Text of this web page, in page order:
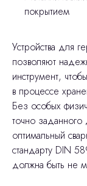
покрытием
Устройства для
позволяют
инструмент,
в процессе
Без особых
точно заданного
оптимальный
стандарту DIN
должна быть не